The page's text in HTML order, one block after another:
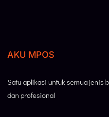
AKU MPOS
Satu aplikasi untuk semua jenis
dan profesional